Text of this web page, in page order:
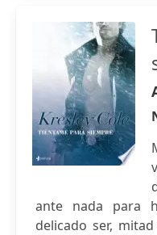
ante nada para
delicado ser,